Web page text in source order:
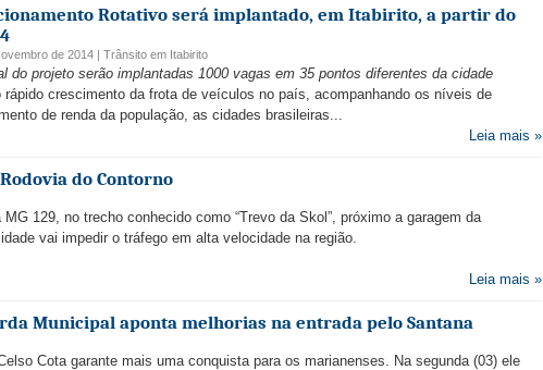
Rotativo será implantado, em Itabirito, a partir do
de 2014 | Trânsito em Itabirito
do projeto serão implantadas 1000 vagas em 35 pontos diferentes da cidade
rápido crescimento da frota de veículos no país, acompanhando os níveis de
de renda da população, as cidades brasileiras...
Leia mais »
do Contorno
129, no trecho conhecido como “Trevo da Skol”, próximo a garagem da
vai impedir o tráfego em alta velocidade na região.
Leia mais »
Municipal aponta melhorias na entrada pelo Santana
Cota garante mais uma conquista para os marianenses. Na segunda (03) ele